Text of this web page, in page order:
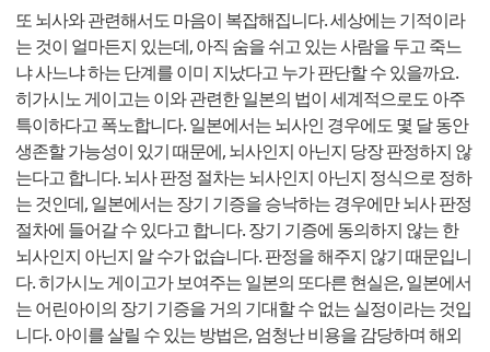
또 뇌사와 관련해서도 마음이 복잡해집니다. 세상에는 기적이라
는 것이 얼마든지 있는데, 아직 숨을 쉬고 있는 사람을 두고 죽느
냐 사느냐 하는 단계를 이미 지났다고 누가 판단할 수 있을까요.
히가시노 게이고는 이와 관련한 일본의 법이 세계적으로도 아주
특이하다고 폭노합니다. 일본에서는 뇌사인 경우에도 몇 달 동안
생존할 가능성이 있기 때문에, 뇌사인지 아닌지 당장 판정하지 않
는다고 합니다. 뇌사 판정 절차는 뇌사인지 아닌지 정식으로 정하
는 것인데, 일본에서는 장기 기증을 승낙하는 경우에만 뇌사 판정
절차에 들어갈 수 있다고 합니다. 장기 기증에 동의하지 않는 한
뇌사인지 아닌지 알 수가 없습니다. 판정을 해주지 않기 때문입니
다. 히가시노 게이고가 보여주는 일본의 또다른 현실은, 일본에서
는 어린아이의 장기 기증을 거의 기대할 수 없는 실정이라는 것입
니다. 아이를 살릴 수 있는 방법은, 엄청난 비용을 감당하며 해외